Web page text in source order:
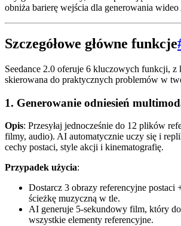
obniża barierę wejścia dla generowania
Szczegółowe główne funkcje
Seedance 2.0 oferuje 6 kluczowych funkcji, z
skierowana do praktycznych problemów w
1. Generowanie odniesień
Opis: Przesyłaj jednocześnie do 12 plików
filmy, audio). AI automatycznie uczy się i
cechy postaci, style akcji i kinematografię.
Przypadek użycia:
Dostarcz 3 obrazy referencyjne postaci
ścieżkę muzyczną w tle.
AI generuje 5-sekundowy film, który
wszystkie elementy referencyjne.